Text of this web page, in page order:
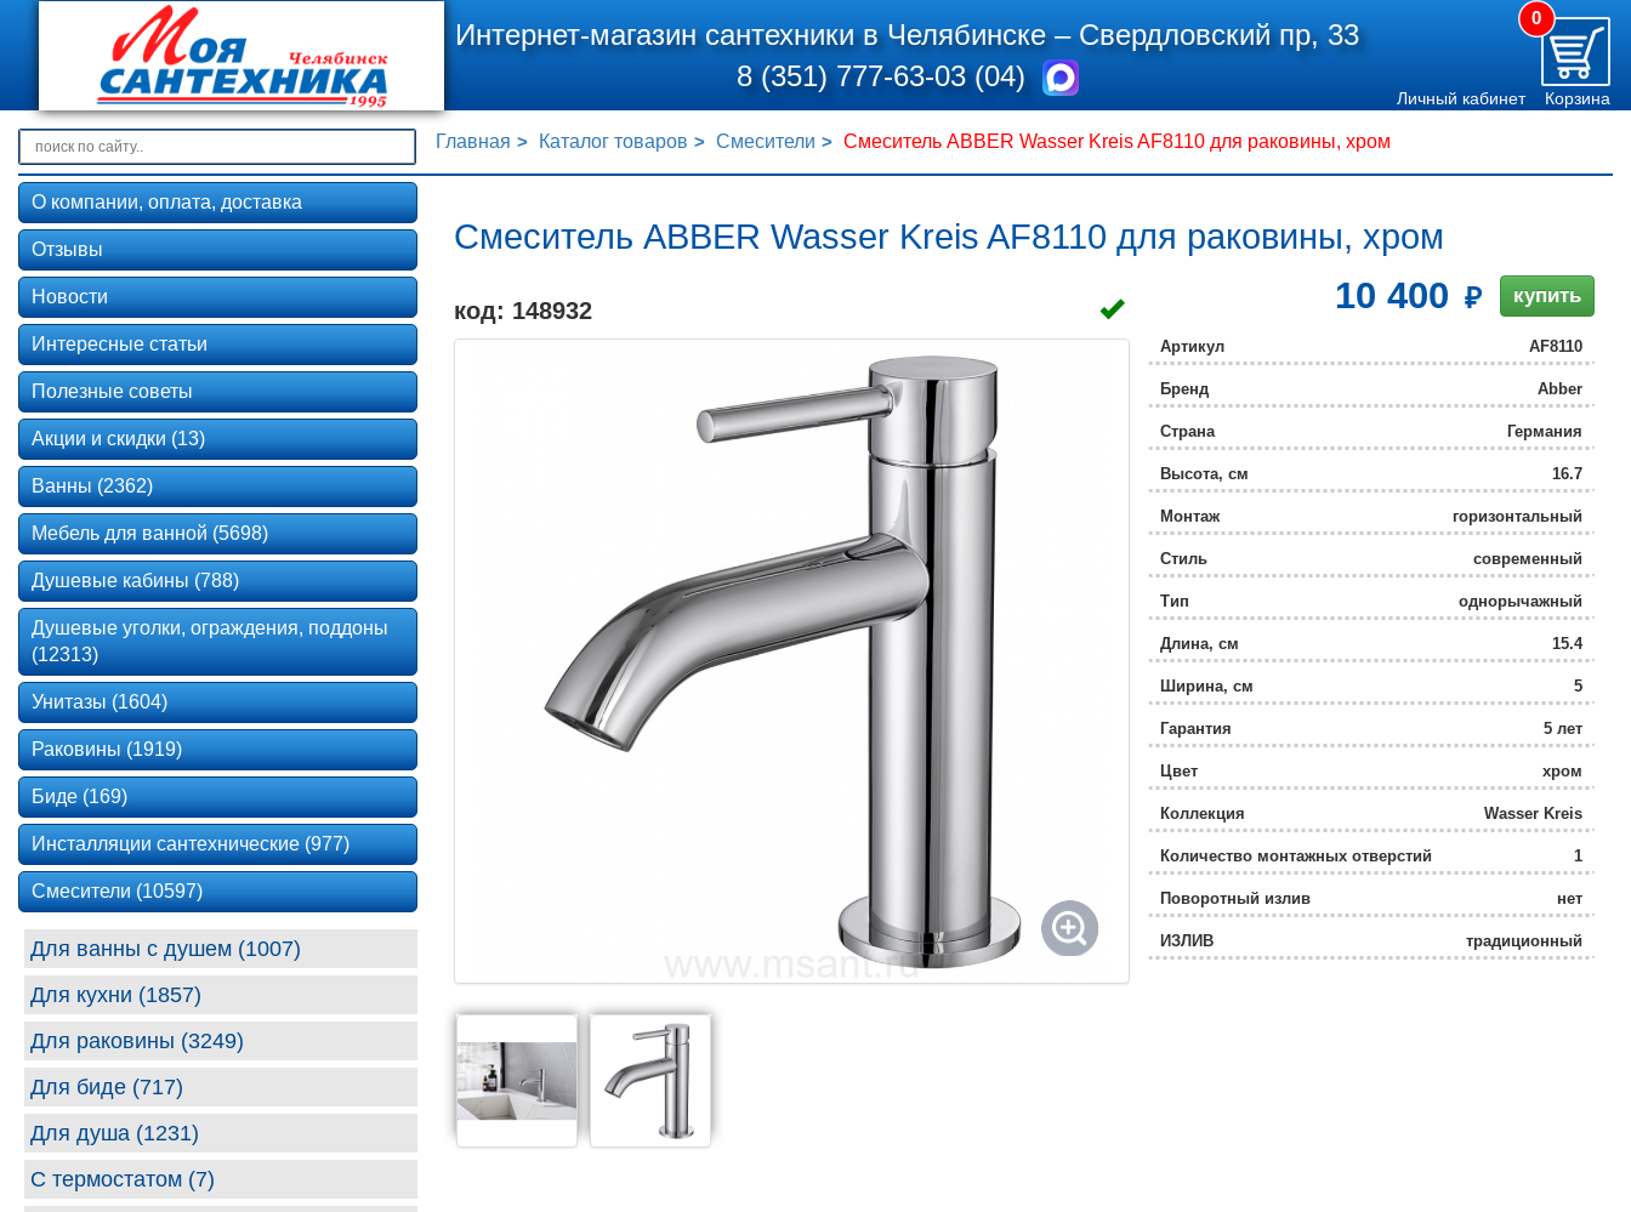
Интернет-магазин сантехники в Челябинске –Свердловский пр, 33
8 (351) 777-63-03 (04)
0
Личный кабинет Корзина
Главная Каталог товаров Смесители Смеситель ABBER Wasser Kreis AF8110 для раковины, хром
Смеситель ABBER Wasser Kreis AF8110 для раковины, хром
код: 148932 10 400 купить
Артикул AF8110
Бренд Abber
Страна Германия
Высота, см 16.7
Монтаж
горизонтальный
(стандартный)
Стиль
современный
Тип однорычажный
Длина, см 15.4
Ширина, см 5
Гарантия 5 лет
Цвет хром
Коллекция Wasser Kreis
Количество монтажных отверстий 1
Поворотный излив нет
ИЗЛИВ традиционный
О компании, оплата, доставка
Отзывы
Новости
Интересные статьи
Полезные советы
Акции и скидки (13)
Ванны (2362)
Мебель для ванной (5698)
Душевые кабины (788)
Душевые уголки, ограждения, поддоны
(12313)
Унитазы (1604)
Раковины (1919)
Биде (169)
Инсталляции сантехнические (977)
Смесители (10597)
Для ванны с душем (1007)
Для кухни (1857)
Для раковины (3249)
Для биде (717)
Для душа (1231)
С термостатом (7)